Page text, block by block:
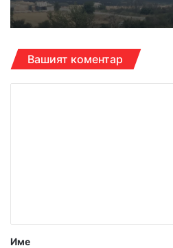
Вашият коментар
р
Име